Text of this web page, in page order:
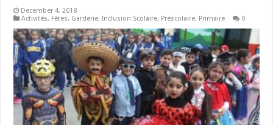
December 4, 2018
Activités, Fêtes, Garderie,Inclusion Scolaire, Préscolaire, Primaire 0